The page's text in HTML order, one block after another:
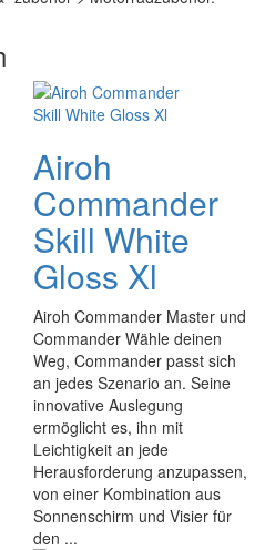
Airoh
Commander
Skill White
Gloss Xl
Airoh Commander Master und
Commander Wähle deinen
Weg, Commander passt sich
an jedes Szenario an. Seine
innovative Auslegung
ermöglicht es, ihn mit
Leichtigkeit an jede
Herausforderung anzupassen,
von einer Kombination aus
Sonnenschirm und Visier für
den ...